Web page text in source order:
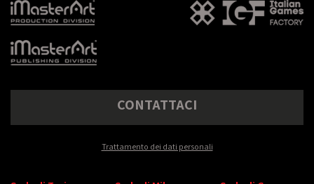
CONTATTACI
Trattamento dei dati personali